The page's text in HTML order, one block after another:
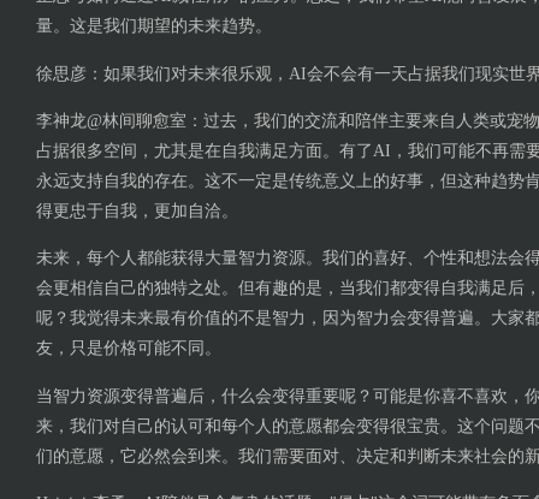
量。这是我们期望的未来趋势。
徐思彦：如果我们对未来很乐观，AI会不会有一天占据我们现实世
李神龙@林间聊愈室：过去，我们的交流和陪伴主要来自人类或宠
占据很多空间，尤其是在自我满足方面。有了AI，我们可能不再需
永远支持自我的存在。这不一定是传统意义上的好事，但这种趋势
得更忠于自我，更加自洽。
未来，每个人都能获得大量智力资源。我们的喜好、个性和想法会
会更相信自己的独特之处。但有趣的是，当我们都变得自我满足后
呢？我觉得未来最有价值的不是智力，因为智力会变得普遍。大家
友，只是价格可能不同。
当智力资源变得普遍后，什么会变得重要呢？可能是你喜不喜欢，
来，我们对自己的认可和每个人的意愿都会变得很宝贵。这个问题
们的意愿，它必然会到来。我们需要面对、决定和判断未来社会的